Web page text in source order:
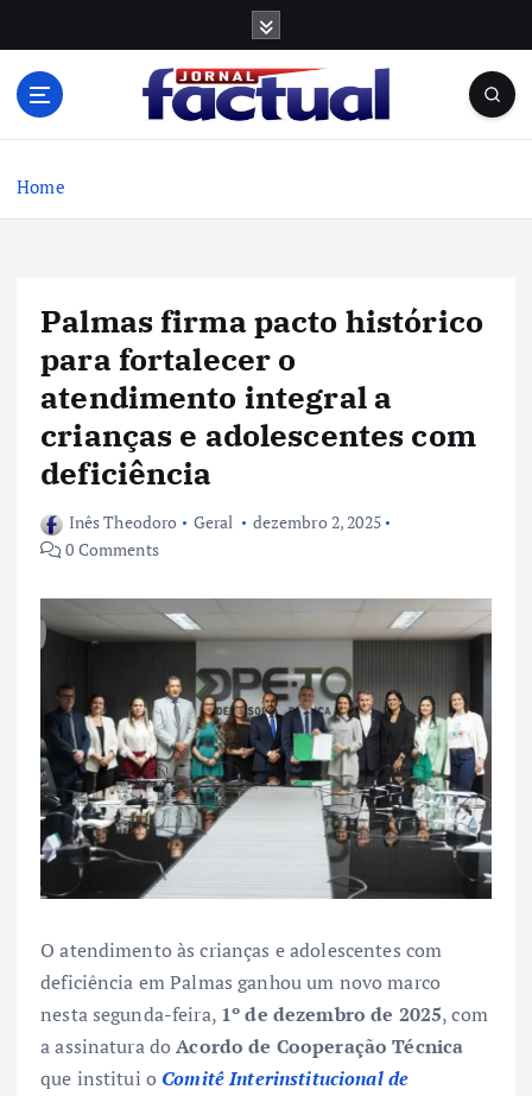
Home
Palmas firma pacto histórico
para fortalecer o
atendimento integral a
crianças e adolescentes com
deficiência
Inês Theodoro Geral
dezembro 2, 2025
0 Comments
O atendimento às crianças e adolescentes com
deficiência em Palmas ganhou um novo marco
nesta segunda-feira, 1º de dezembro de 2025, com
a assinatura doAcordo de Cooperação Técnica
que institui o Comitê Interinstitucional de